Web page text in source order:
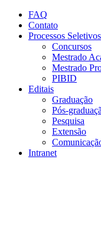
Conteúdo principal
FAQ
Contato
Processos Seletivos
Concursos
Mestrado
Mestrado
PIBID
Editais
Graduação
Pós-
Pesquisa
Extensão
Intranet